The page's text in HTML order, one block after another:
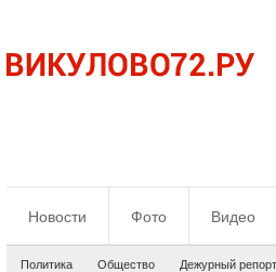
Новости Фото Видео
Политика Общество Дежурный